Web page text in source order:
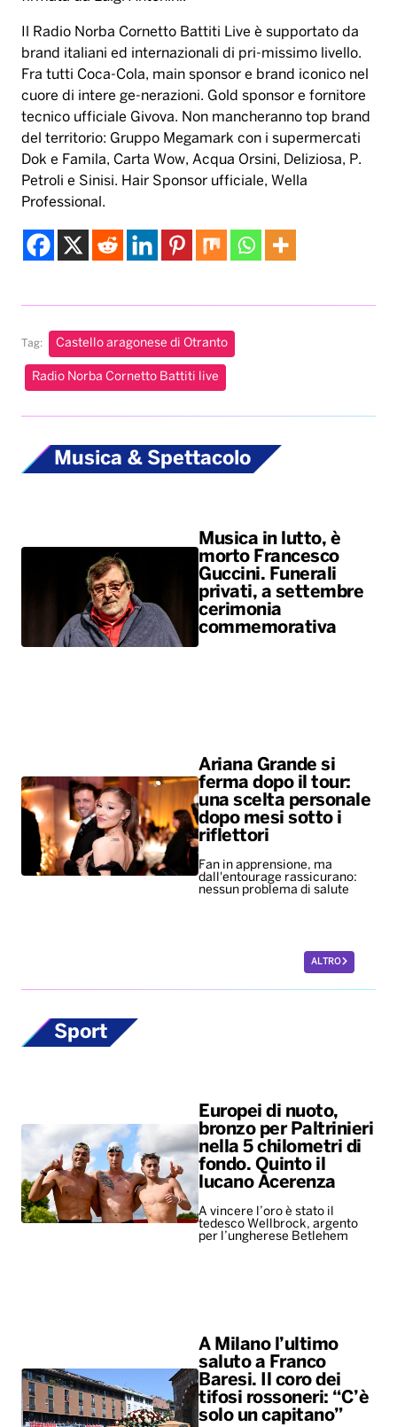
Il Radio Norba Cornetto Battiti Live è supportato da
brand italiani ed internazionali di pri-missimo livello.
Fra tutti Coca-Cola, main sponsor e brand iconico nel
cuore di intere ge-nerazioni. Gold sponsor e fornitore
tecnico ufficiale Givova. Non mancheranno top brand
del territorio: Gruppo Megamark con i supermercati
Dok e Famila, Carta Wow, Acqua Orsini, Deliziosa, P.
Petroli e Sinisi. Hair Sponsor ufficiale, Wella
Professional.
Tag: Castello aragonese di Otranto
Radio Norba Cornetto Battiti live
Musica & Spettacolo
Musica in lutto, è
morto Francesco
Guccini. Funerali
privati, a settembre
cerimonia
commemorativa
Ariana Grande si
ferma dopo il tour:
una scelta personale
dopo mesi sotto i
riflettori
Fan in apprensione, ma
dall'entourage rassicurano:
nessun problema di salute
ALTRO
Sport
Europei di nuoto,
bronzo per Paltrinieri
nella 5 chilometri di
fondo. Quinto il
lucano Acerenza
A vincere l’oro è stato il
tedesco Wellbrock, argento
per l’ungherese Betlehem
A Milano l’ultimo
saluto a Franco
Baresi. Il coro dei
tifosi rossoneri: “C’è
solo un capitano”